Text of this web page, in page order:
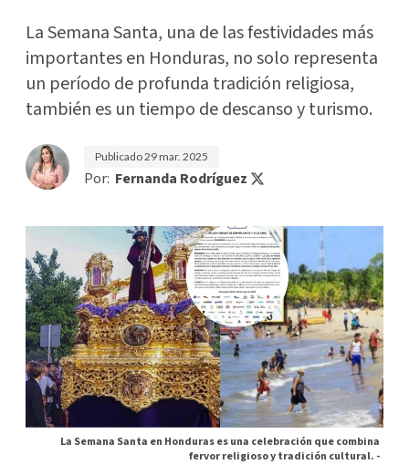
La Semana Santa, una de las festividades más
importantes en Honduras, no solo representa
un período de profunda tradición religiosa,
también es un tiempo de descanso y turismo.
Publicado29 mar. 2025
Por: Fernanda Rodríguez
La Semana Santa en Honduras es una celebración que combina
fervor religioso y tradición cultural. -